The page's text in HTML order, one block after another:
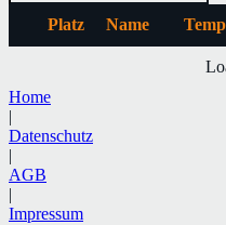
Platz Name
Home
|
Datenschutz
|
AGB
|
Impressum